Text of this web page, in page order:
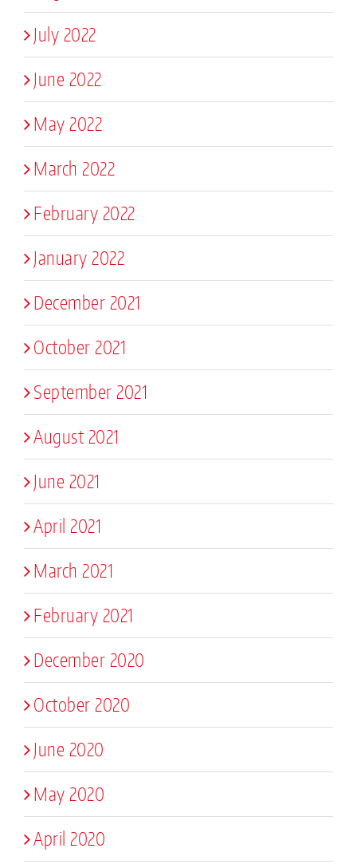
July 2022
June 2022
May 2022
March 2022
February 2022
January 2022
December 2021
October 2021
September 2021
August 2021
June 2021
April 2021
March 2021
February 2021
December 2020
October 2020
June 2020
May 2020
April 2020